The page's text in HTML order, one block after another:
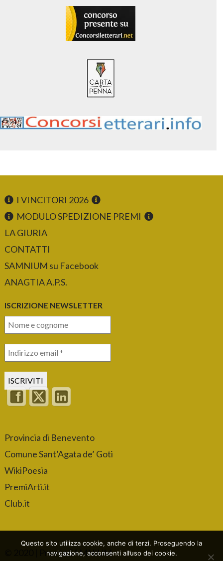
I VINCITORI 2026
MODULO SPEDIZIONE PREMI
LA GIURIA
CONTATTI
SAMNIUM su Facebook
ANAGTIA A.P.S.
ISCRIZIONE NEWSLETTER
Provincia di Benevento
Comune Sant’Agata de’ Goti
WikiPoesia
PremiArti.it
Club.it
© 2020 | Premio SAMNIUM
Questo sito utilizza cookie, anche di terzi. Proseguendo la
navigazione, acconsenti all’uso dei cookie.